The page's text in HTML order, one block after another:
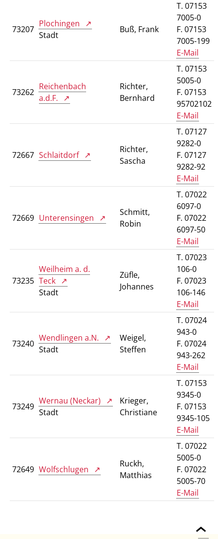
73207
Plochingen
Stadt
Buß, Frank
T. 07153
7005-0
F. 07153
7005-199
E-Mail
73262
Reichenbach
a.d.F.
Richter,
Bernhard
T. 07153
5005-0
F. 07153
95702102
E-Mail
72667 Schlaitdorf
Richter,
Sascha
T. 07127
9282-0
F. 07127
9282-92
E-Mail
72669 Unterensingen
Schmitt,
Robin
T. 07022
6097-0
F. 07022
6097-50
E-Mail
73235
Weilheim a. d.
Teck
Stadt
Züfle,
Johannes
T. 07023
106-0
F. 07023
106-146
E-Mail
73240
Wendlingen a.N.
Stadt
Weigel,
Steffen
T. 07024
943-0
F. 07024
943-262
E-Mail
73249
Wernau (Neckar)
Stadt
Krieger,
Christiane
T. 07153
9345-0
F. 07153
9345-105
E-Mail
72649 Wolfschlugen
Ruckh,
Matthias
T. 07022
5005-0
F. 07022
5005-70
E-Mail